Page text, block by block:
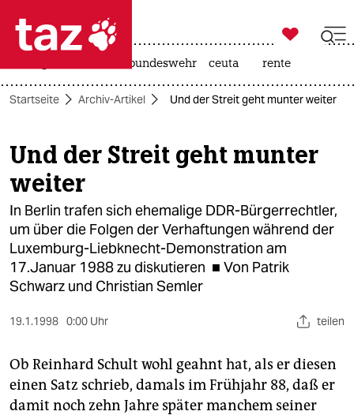
 taz zahl ich
taz zahl ich
themen
politik
öko
gesellschaft
kultur
sport
berlin
nord

taz zahl ich
bundeswehr ceuta rente
Startseite Archiv-Artikel Und der Streit geht munter weiter
Und der Streit geht munter
weiter
In Berlin trafen sich ehemalige DDR-Bürgerrechtler,
um über die Folgen der Verhaftungen während der
Luxemburg-Liebknecht-Demonstration am
17.Januar 1988 zu diskutieren ■ Von Patrik
Schwarz und Christian Semler
19.1.1998 0:00 Uhr teilen
Ob Reinhard Schult wohl geahnt hat, als er diesen
einen Satz schrieb, damals im Frühjahr 88, daß er
damit noch zehn Jahre später manchem seiner